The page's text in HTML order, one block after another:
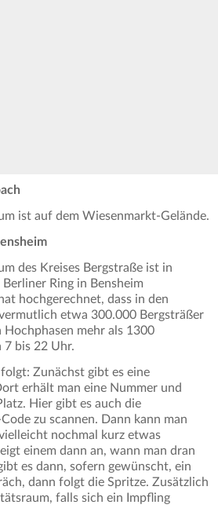
ist auf dem Wiesenmarkt-Gelände.
des Kreises Bergstraße ist in
Ring in Bensheim
hochgerechnet, dass in den
etwa 300.000 Bergsträßer
mehr als 1300
7 bis 22 Uhr.
Zunächst gibt es eine
erhält man eine Nummer und
Hier gibt es auch die
zu scannen. Dann kann man
nochmal kurz etwas
einem dann an, wann man dran
es dann, sofern gewünscht, ein
dann folgt die Spritze. Zusätzlich
falls sich ein Impfling